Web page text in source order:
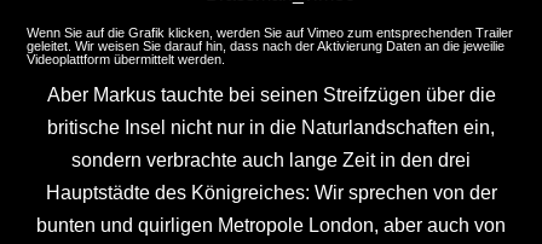
Wenn Sie auf die Grafik klicken, werden Sie auf Vimeo zum entsprechenden Trailer
geleitet. Wir weisen Sie darauf hin, dass nach der Aktivierung Daten an die jeweilie
Videoplattform übermittelt werden.
Aber Markus tauchte bei seinen Streifzügen über die
britische Insel nicht nur in die Naturlandschaften ein,
sondern verbrachte auch lange Zeit in den drei
Hauptstädte des Königreiches: Wir sprechen von der
bunten und quirligen Metropole London, aber auch von